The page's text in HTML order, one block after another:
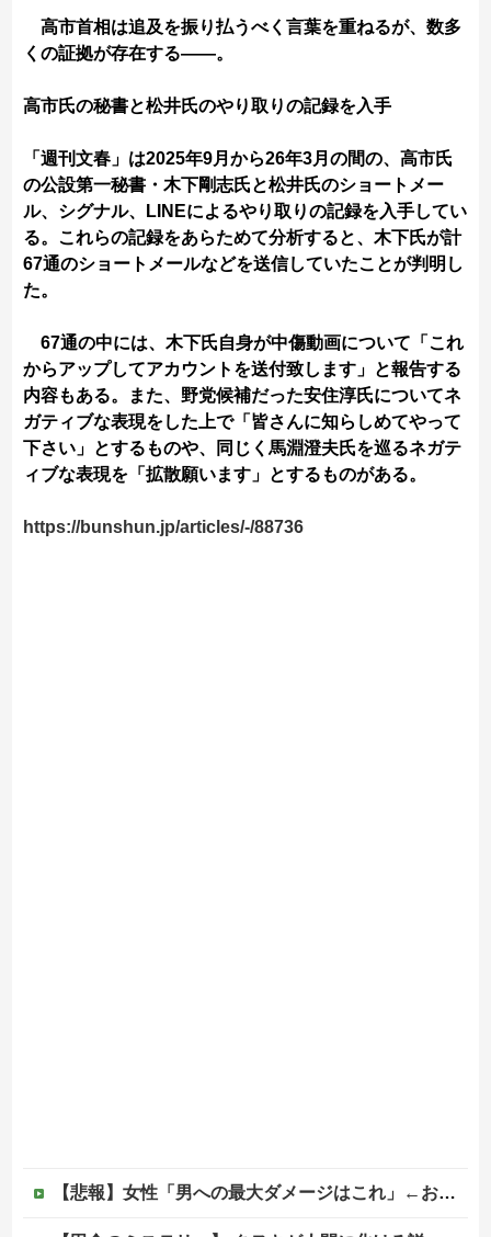
高市首相は追及を振り払うべく言葉を重ねるが、数多
くの証拠が存在する――。
高市氏の秘書と松井氏のやり取りの記録を入手
「週刊文春」は2025年9月から26年3月の間の、高市氏
の公設第一秘書・木下剛志氏と松井氏のショートメー
ル、シグナル、LINEによるやり取りの記録を入手してい
る。これらの記録をあらためて分析すると、木下氏が計
67通のショートメールなどを送信していたことが判明し
た。
67通の中には、木下氏自身が中傷動画について「これ
からアップしてアカウントを送付致します」と報告する
内容もある。また、野党候補だった安住淳氏についてネ
ガティブな表現をした上で「皆さんに知らしめてやって
下さい」とするものや、同じく馬淵澄夫氏を巡るネガテ
ィブな表現を「拡散願います」とするものがある。
https://bunshun.jp/articles/-/88736
【悲報】女性「男への最大ダメージはこれ」←お前ら耐えられる？